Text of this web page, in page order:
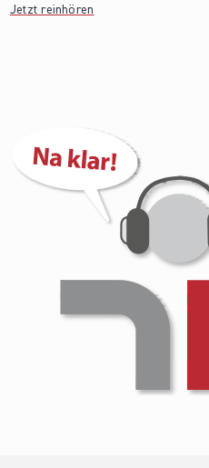
Jetzt reinhören